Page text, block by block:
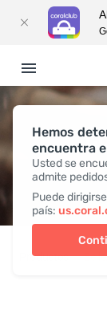
Hemos
encuentra
Usted se
admite
Puede
país:
Productos